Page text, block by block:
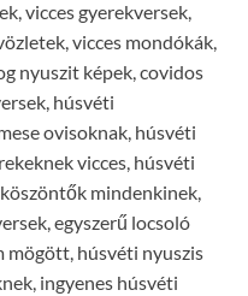
vicces gyerekversek,
vicces mondókák,
nyuszit képek, covidos
húsvéti
ovisoknak, húsvéti
vicces, húsvéti
mindenkinek,
egyszerű locsoló
mögött, húsvéti nyuszis
ingyenes húsvéti